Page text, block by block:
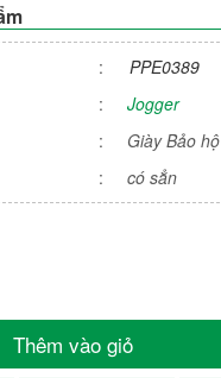
:
PPE0389
:
Jogger
:
Giày Bảo hộ
: có sẳn
Thêm vào giỏ